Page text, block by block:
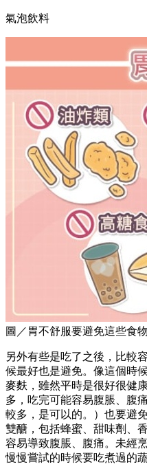
氣泡飲料
圖／胃不舒服要避免這些食
另外有些是吃了之後，比較
候最好也是避免。像這個時
麥麩，雖然平時是很好很健
多，吃完可能容易腹脹、腹
較多，是可以的。）也要避
雙醣，包括蜂蜜、甜味劑、
容易導致腹脹、腹痛。未經
慢慢嘗試的時候要吃煮過的蔬